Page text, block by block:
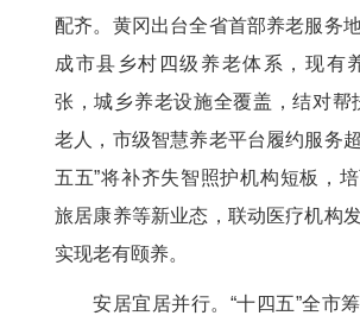
配齐。黄冈出台全省首部养老服务
成市县乡村四级养老体系，现有
张，城乡养老设施全覆盖，结对帮
老人，市级智慧养老平台履约服务
五五”将补齐失智照护机构短板，培
旅居康养等新业态，联动医疗机构
实现老有颐养。
安居宜居并行。“十四五”全市